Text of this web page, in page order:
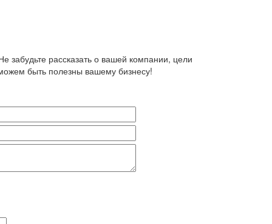
забудьте рассказать о вашей компании, цели
быть полезны вашему бизнесу!